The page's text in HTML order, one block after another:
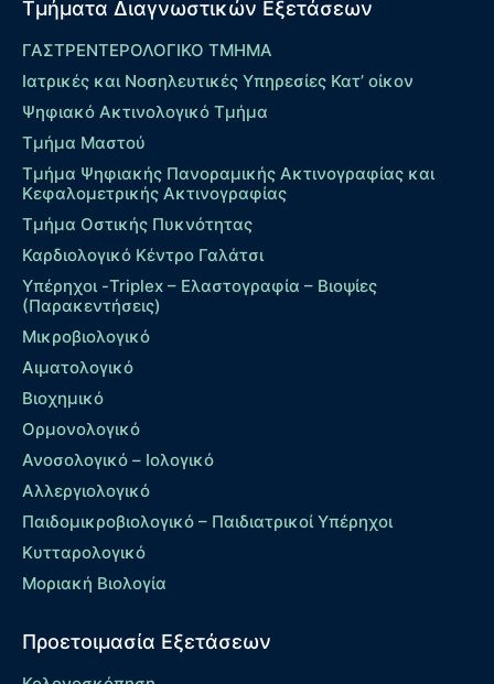
Τμήματα Διαγνωστικών Εξετάσεων
ΓΑΣΤΡΕΝΤΕΡΟΛΟΓΙΚΟ ΤΜΗΜΑ
Ιατρικές και Νοσηλευτικές Υπηρεσίες Κατ’ οίκον
Ψηφιακό Ακτινολογικό Τμήμα
Τμήμα Μαστού
Τμήμα Ψηφιακής Πανοραμικής Ακτινογραφίας και
Κεφαλομετρικής Ακτινογραφίας
Τμήμα Οστικής Πυκνότητας
Καρδιολογικό Κέντρο Γαλάτσι
Υπέρηχοι -Triplex – Eλαστογραφία – Βιοψίες
(Παρακεντήσεις)
Μικροβιολογικό
Αιματολογικό
Βιοχημικό
Ορμονολογικό
Ανοσολογικό – Ιολογικό
Αλλεργιολογικό
Παιδομικροβιολογικό – Παιδιατρικοί Υπέρηχοι
Κυτταρολογικό
Μοριακή Βιολογία
Προετοιμασία Εξετάσεων